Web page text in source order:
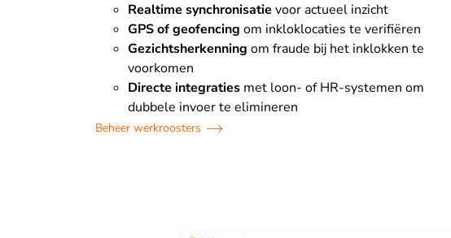
Realtime synchronisatie voor actueel inzicht
GPS of geofencing om inkloklocaties te verifiëren
Gezichtsherkenning om fraude bij het inklokken te
voorkomen
Directe integraties met loon- of HR-systemen om
dubbele invoer te elimineren
Beheer werkroosters